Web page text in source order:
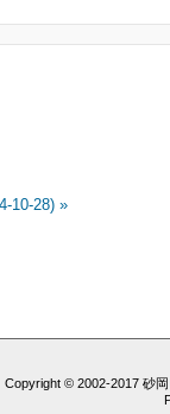
10-28) »
Copyright © 2002-2017 砂